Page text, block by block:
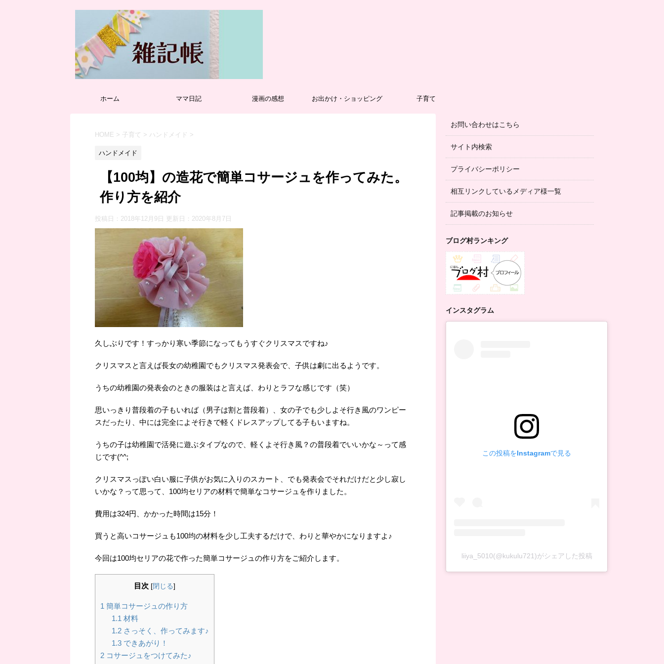
ホーム ママ日記 漫画の感想 お出かけ・ショッピング 子育て
HOME > 子育て > ハンドメイド >
ハンドメイド
【100均】の造花で簡単コサージュを作ってみた。
作り方を紹介
投稿日：2018年12月9日 更新日： 2020年8月7日
久しぶりです！すっかり寒い季節になってもうすぐクリスマスですね♪
クリスマスと言えば長女の幼稚園でもクリスマス発表会で、子供は劇に出るようです。
うちの幼稚園の発表会のときの服装はと言えば、わりとラフな感じです（笑）
思いっきり普段着の子もいれば（男子は割と普段着）、女の子でも少しよそ行き風のワンピー
スだったり、中には完全によそ行きで軽くドレスアップしてる子もいますね。
うちの子は幼稚園で活発に遊ぶタイプなので、軽くよそ行き風？の普段着でいいかな～って感
じです(^^;
クリスマスっぽい白い服に子供がお気に入りのスカート、でも発表会でそれだけだと少し寂し
いかな？って思って、100均セリアの材料で簡単なコサージュを作りました。
費用は324円、かかった時間は15分！
買うと高いコサージュも100均の材料を少し工夫するだけで、わりと華やかになりますよ♪
今回は100均セリアの花で作った簡単コサージュの作り方をご紹介します。
目次 [閉じる]
1 簡単コサージュの作り方
1.1 材料
1.2さっそく、作ってみます♪
1.3できあがり！
2 コサージュをつけてみた♪
お問い合わせはこちら
サイト内検索
プライバシーポリシー
相互リンクしているメディア様一覧
記事掲載のお知らせ
ブログ村ランキング
インスタグラム
この投稿をInstagramで見る
liiya_5010(@kukulu721)がシェアした投稿